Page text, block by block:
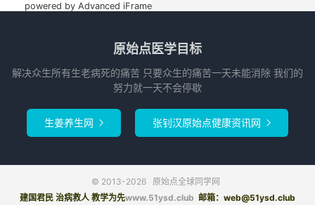
powered by Advanced iFrame
原始点医学目标
解决众生所有生老病死的痛苦 只要众生的痛苦一天未能消除 我们的
努力就一天不会停歇
生姜养生网  张钊汉原始点健康资讯网 
© 2013-2026 原始点全球同学网
建国君民 治病救人 教学为先www.51ysd.club 邮箱：web@51ysd.club